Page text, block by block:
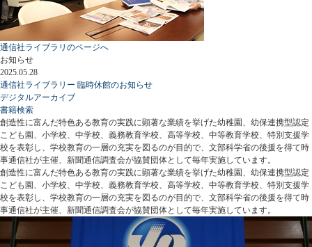
通信社ライブラリのページへ
お知らせ
2025.05.28
通信社ライブラリー 臨時休館のお知らせ
デジタルアーカイブ
書籍検索
創造性に富んだ特色ある教育の実践に顕著な業績を挙げた幼稚園、幼保連携型認定
こども園、小学校、中学校、義務教育学校、高等学校、中等教育学校、特別支援学
校を表彰し、学校教育の一層の充実を図るのが目的で、文部科学省の後援を得て時
事通信社が主催、新聞通信調査会が協賛団体として毎年実施しています。
創造性に富んだ特色ある教育の実践に顕著な業績を挙げた幼稚園、幼保連携型認定
こども園、小学校、中学校、義務教育学校、高等学校、中等教育学校、特別支援学
校を表彰し、学校教育の一層の充実を図るのが目的で、文部科学省の後援を得て時
事通信社が主催、新聞通信調査会が協賛団体として毎年実施しています。